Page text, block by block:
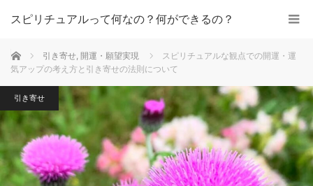
スピリチュアルって何なの？何ができるの？
ホーム 引き寄せ, 開運・願望実現
スピリチュアルな観点での開運・運
気アップの考え方と引き寄せの法則について
引き寄せ